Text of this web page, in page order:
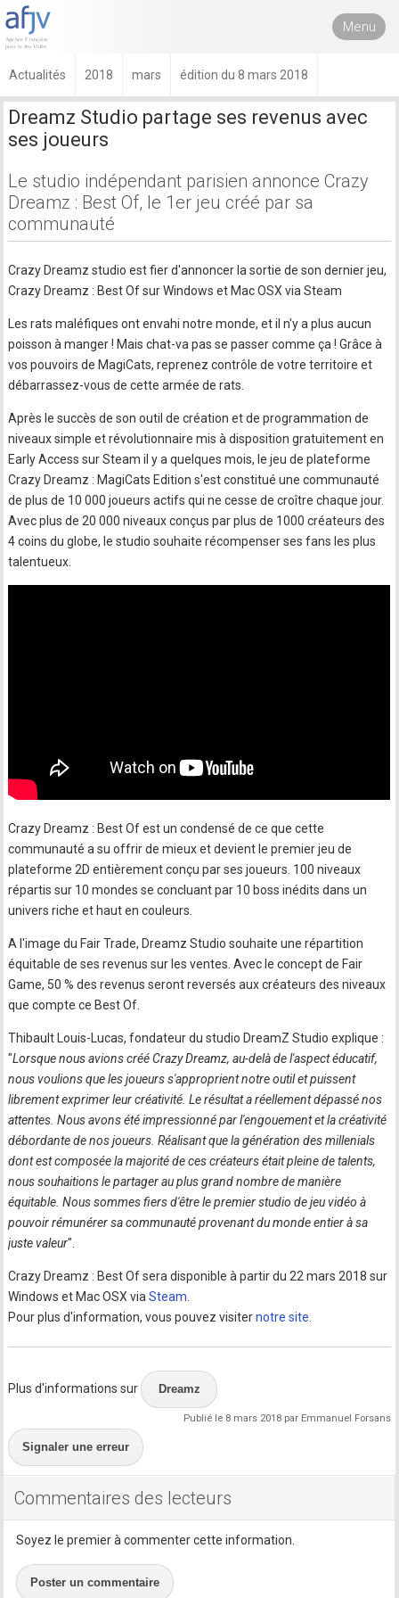
Menu
Actualités 2018 mars édition du 8 mars 2018
Dreamz Studio partage ses revenus avec
ses joueurs
Le studio indépendant parisien annonce Crazy
Dreamz : Best Of, le 1er jeu créé par sa
communauté
Crazy Dreamz studio est fier d'annoncer la sortie de son dernier jeu,
Crazy Dreamz : Best Of sur Windows et Mac OSX via Steam
Les rats maléfiques ont envahi notre monde, et il n'y a plus aucun
poisson à manger ! Mais chat-va pas se passer comme ça ! Grâce à
vos pouvoirs de MagiCats, reprenez contrôle de votre territoire et
débarrassez-vous de cette armée de rats.
Après le succès de son outil de création et de programmation de
niveaux simple et révolutionnaire mis à disposition gratuitement en
Early Access sur Steam il y a quelques mois, le jeu de plateforme
Crazy Dreamz : MagiCats Edition s'est constitué une communauté
de plus de 10 000 joueurs actifs qui ne cesse de croître chaque jour.
Avec plus de 20 000 niveaux conçus par plus de 1000 créateurs des
4 coins du globe, le studio souhaite récompenser ses fans les plus
talentueux.
Crazy Dreamz : Best Of est un condensé de ce que cette
communauté a su offrir de mieux et devient le premier jeu de
plateforme 2D entièrement conçu par ses joueurs. 100 niveaux
répartis sur 10 mondes se concluant par 10 boss inédits dans un
univers riche et haut en couleurs.
A l'image du Fair Trade, Dreamz Studio souhaite une répartition
équitable de ses revenus sur les ventes. Avec le concept de Fair
Game, 50 % des revenus seront reversés aux créateurs des niveaux
que compte ce Best Of.
Thibault Louis-Lucas, fondateur du studio DreamZ Studio explique :
"Lorsque nous avions créé Crazy Dreamz, au-delà de l'aspect éducatif,
nous voulions que les joueurs s'approprient notre outil et puissent
librement exprimer leur créativité. Le résultat a réellement dépassé nos
attentes. Nous avons été impressionné par l'engouement et la créativité
débordante de nos joueurs. Réalisant que la génération des millenials
dont est composée la majorité de ces créateurs était pleine de talents,
nous souhaitions le partager au plus grand nombre de manière
équitable. Nous sommes fiers d'être le premier studio de jeu vidéo à
pouvoir rémunérer sa communauté provenant du monde entier à sa
juste valeur".
Crazy Dreamz : Best Of sera disponible à partir du 22 mars 2018 sur
Windows et Mac OSX viaSteam
Pour plus d'information, vous pouvez visiternotre site
Plus d'informations sur Dreamz
Publié le 8 mars 2018 par Emmanuel Forsans
Signaler une erreur
Commentaires des lecteurs
Soyez le premier à commenter cette information.
Poster un commentaire